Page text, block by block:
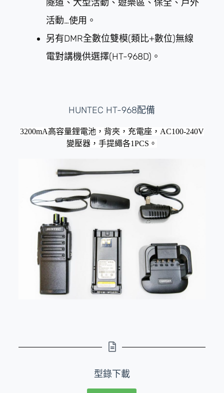
隧道、大型活動、遊樂區、保全、戶外
活動…使用。
另有DMR全數位雙模(類比+數位)無線
電對講機供選擇(HT-968D)。
HUNTEC HT-968配備
3200mA高容量鋰電池，背夾，充電座，AC100-240V
變壓器，手提繩各1PCS。
型錄下載